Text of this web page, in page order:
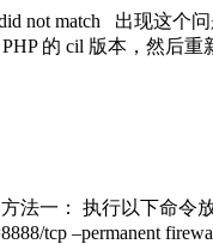
did not match 出现这
的 cil 版本，然后重
一： 执行以下命令
tcp –permanent